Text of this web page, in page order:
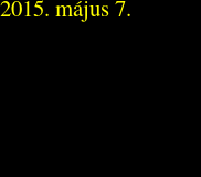
2015. május 7.